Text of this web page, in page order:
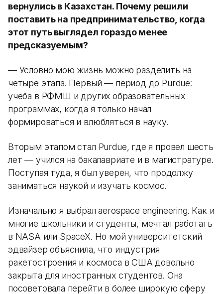
вернулись в Казахстан. Почему решили
поставить на предпринимательство, когда
этот путь выглядел гораздо менее
предсказуемым?
— Условно мою жизнь можно разделить на
четыре этапа. Первый — период до Purdue:
учеба в РФМШ и других образовательных
программах, когда я только начал
формироваться и влюбляться в науку.
Вторым этапом стал Purdue, где я провел шесть
лет — учился на бакалавриате и в магистратуре.
Поступая туда, я был уверен, что продолжу
заниматься наукой и изучать космос.
Изначально я выбрал aerospace engineering. Как и
многие школьники и студенты, мечтал работать
в NASA или SpaceX. Но мой университетский
эдвайзер объяснила, что индустрия
ракетостроения и космоса в США довольно
закрыта для иностранных студентов. Она
посоветовала перейти в более широкую сферу